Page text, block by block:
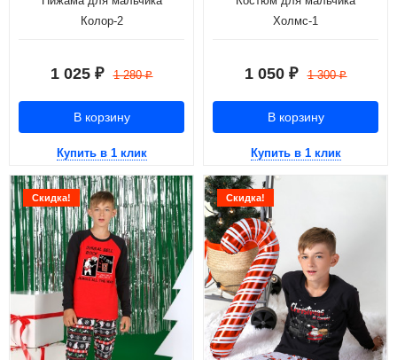
Колор-2
1 025 ₽ 1 280₽
В корзину
Купить в 1 клик
Холмс-1
1 050 ₽ 1 300₽
В корзину
Купить в 1 клик
Скидка! Скидка!